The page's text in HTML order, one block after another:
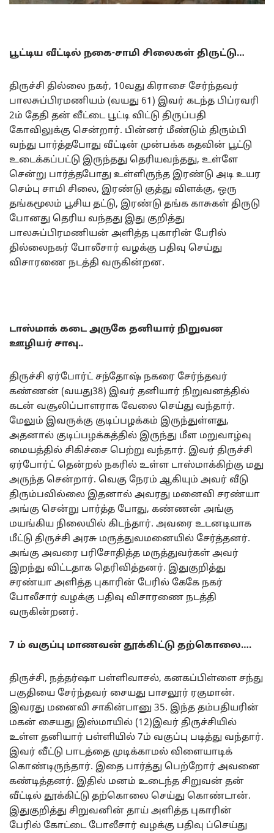
பூட்டிய வீட்டில் நகை-சாமி சிலைகள் திருட்டு…
திருச்சி தில்லை நகர், 10வது கிராசை சேர்ந்தவர்
பாலசுப்பிரமணியம் (வயது 61) இவர் கடந்த பிப்ரவரி
2ம் தேதி தன் வீட்டை பூட்டி விட்டு திருப்பதி
கோவிலுக்கு சென்றார். பின்னர் மீண்டும் திரும்பி
வந்து பார்த்தபோது வீட்டின் முன்பக்க கதவின் பூட்டு
உடைக்கப்பட்டு இருந்தது தெரியவந்தது, உள்ளே
சென்று பார்த்தபோது உள்ளிருந்த இரண்டு அடி உயர
செம்பு சாமி சிலை, இரண்டு குத்து விளக்கு, ஒரு
தங்கமூலம் பூசிய தட்டு, இரண்டு தங்க காசுகள் திருடு
போனது தெரிய வந்தது இது குறித்து
பாலசுப்பிரமணியன் அளித்த புகாரின் பேரில்
தில்லைநகர் போலீசார் வழக்கு பதிவு செய்து
விசாரணை நடத்தி வருகின்றன.
டாஸ்மாக் கடை அருகே தனியார் நிறுவன
ஊழியர் சாவு..
திருச்சி ஏர்போர்ட் சந்தோஷ் நகரை சேர்ந்தவர்
கண்ணன் (வயது38) இவர் தனியார் நிறுவனத்தில்
கடன் வசூலிப்பாளராக வேலை செய்து வந்தார்.
மேலும் இவருக்கு குடிப்பழக்கம் இருந்துள்ளது,
அதனால் குடிப்பழக்கத்தில் இருந்து மீள மறுவாழ்வு
மையத்தில் சிகிச்சை பெற்று வந்தார். இவர் திருச்சி
ஏர்போர்ட் தென்றல் நகரில் உள்ள டாஸ்மாக்கிற்கு மது
அருந்த சென்றார். வெகு நேரம் ஆகியும் அவர் வீடு
திரும்பவில்லை இதனால் அவரது மனைவி சரண்யா
அங்கு சென்று பார்த்த போது, கண்ணன் அங்கு
மயங்கிய நிலையில் கிடந்தார். அவரை உடனடியாக
மீட்டு திருச்சி அரசு மருத்துவமனையில் சேர்த்தனர்.
அங்கு அவரை பரிசோதித்த மருத்துவர்கள் அவர்
இறந்து விட்டதாக தெரிவித்தனர். இதுகுறித்து
சரண்யா அளித்த புகாரின் பேரில் கேகே நகர்
போலீசார் வழக்கு பதிவு விசாரணை நடத்தி
வருகின்றனர்.
7 ம் வகுப்பு மாணவன் தூக்கிட்டு தற்கொலை….
திருச்சி, நத்தர்ஷா பள்ளிவாசல், கனகப்பிள்ளை சந்து
பகுதியை சேர்ந்தவர் சையது பாசலூர் ரகுமான்.
இவரது மனைவி சாகின்பானு 35. இந்த தம்பதியரின்
மகன் சையது இஸ்மாயில் (12)இவர் திருச்சியில்
உள்ள தனியார் பள்ளியில் 7ம் வகுப்பு படித்து வந்தார்.
இவர் வீட்டு பாடத்தை முடிக்காமல் விளையாடிக்
கொண்டிருந்தார். இதை பார்த்து பெற்றோர் அவனை
கண்டித்தனர். இதில் மனம் உடைந்த சிறுவன் தன்
வீட்டில் தூக்கிட்டு தற்கொலை செய்து கொண்டான்.
இதுகுறித்து சிறுவனின் தாய் அளித்த புகாரின்
பேரில் கோட்டை போலீசார் வழக்கு பதிவு ப்செய்து